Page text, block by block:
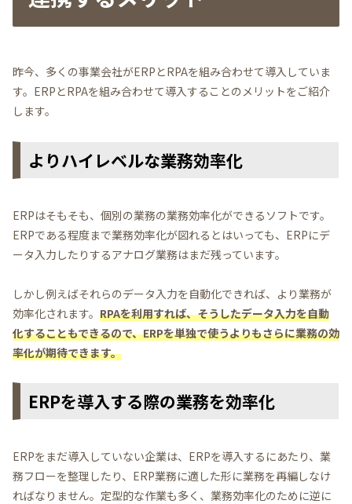
昨今、多くの事業会社がERPとRPAを組み合わせて導入していま
す。ERPとRPAを組み合わせて導入することのメリットをご紹介
します。
よりハイレベルな業務効率化
ERPはそもそも、個別の業務の業務効率化ができるソフトです。
ERPである程度まで業務効率化が図れるとはいっても、ERPにデ
ータ入力したりするアナログ業務はまだ残っています。
しかし例えばそれらのデータ入力を自動化できれば、より業務が
効率化されます。 RPAを利用すれば、そうしたデータ入力を自動
化することもできるので、ERPを単独で使うよりもさらに業務の効
率化が期待できます。
ERPを導入する際の業務を効率化
ERPをまだ導入していない企業は、ERPを導入するにあたり、業
務フローを整理したり、ERP業務に適した形に業務を再編しなけ
ればなりません。定型的な作業も多く、業務効率化のために逆に